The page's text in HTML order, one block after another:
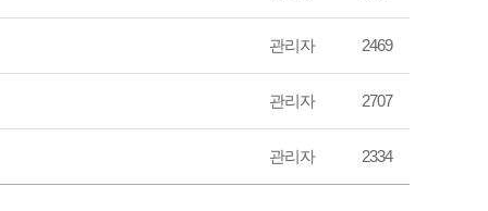
관리자 2469
관리자 2707
관리자 2334